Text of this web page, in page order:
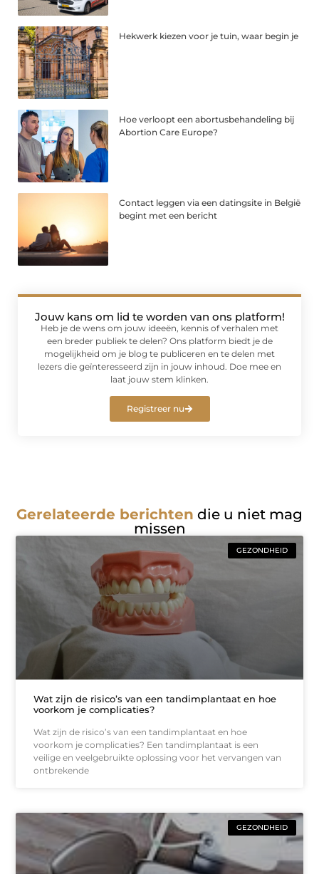
Hekwerk kiezen voor je tuin, waar begin je
Hoe verloopt een abortusbehandeling bij
Abortion Care Europe?
Contact leggen via een datingsite in België
begint met een bericht
Jouw kans om lid te worden van ons platform!
Heb je de wens om jouw ideeën, kennis of verhalen met
een breder publiek te delen? Ons platform biedt je de
mogelijkheid om je blog te publiceren en te delen met
lezers die geïnteresseerd zijn in jouw inhoud. Doe mee en
laat jouw stem klinken.
Registreer nu
Gerelateerde berichten die u niet mag
missen
GEZONDHEID
Wat zijn de risico’s van een tandimplantaat en hoe
voorkom je complicaties?
Wat zijn de risico’s van een tandimplantaat en hoe
voorkom je complicaties? Een tandimplantaat is een
veilige en veelgebruikte oplossing voor het vervangen van
ontbrekende
GEZONDHEID